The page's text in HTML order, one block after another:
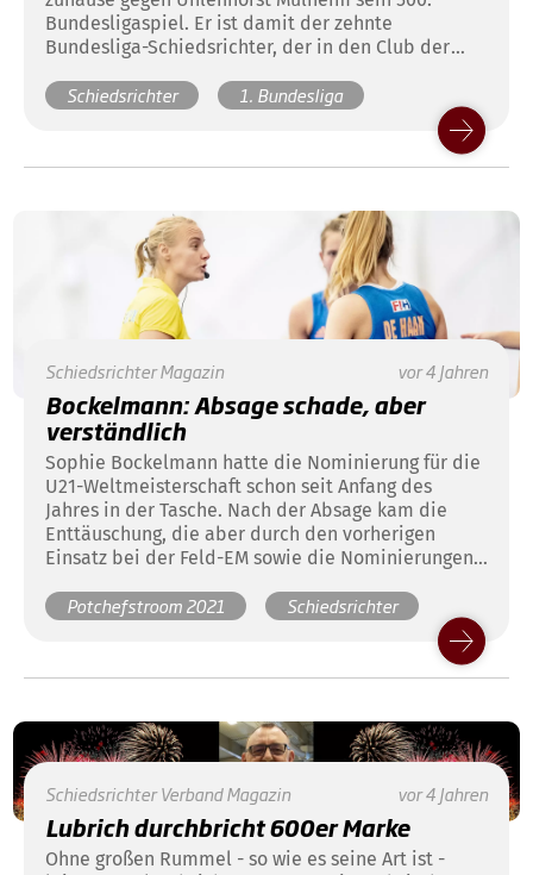
Bundesligaspiel. Er ist damit der zehnte
Bundesliga-Schiedsrichter, der in den Club der
Schiedsrichter 1. Bundesliga
SchiedsrichterMagazin vor 4 Jahren
Bockelmann: Absage schade, aber
verständlich
Sophie Bockelmann hatte die Nominierung für die
U21-Weltmeisterschaft schon seit Anfang des
Jahres in der Tasche. Nach der Absage kam die
Enttäuschung, die aber durch den vorherigen
Einsatz bei der Feld-EM sowie die Nominierungen
Potchefstroom 2021 Schiedsrichter
Schiedsrichter VerbandMagazin vor 4 Jahren
Lubrich durchbricht 600er Marke
Ohne großen Rummel - so wie es seine Art ist -